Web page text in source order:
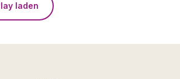
laden